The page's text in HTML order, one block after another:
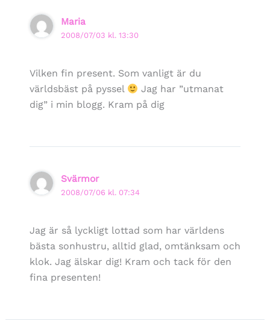
Maria
2008/07/03 kl. 13:30
Vilken fin present. Som vanligt är du
världsbäst på pyssel
Jag har ”utmanat
dig” i min blogg. Kram på dig
Svärmor
2008/07/06 kl. 07:34
Jag är så lyckligt lottad som har världens
bästa sonhustru, alltid glad, omtänksam och
klok. Jag älskar dig! Kram och tack för den
fina presenten!